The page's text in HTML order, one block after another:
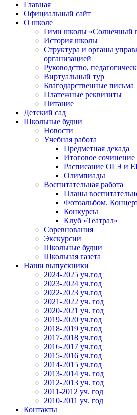
Главная
Официальный сайт
О школе
Гимн школы «Солнечный
История школы
Структура и органы
организацией
Руководство,
Виртуальный тур
Благодарственные письма
Платежные реквизиты
Питание
Детский сад
Школьные будни
Новости
Учебная работа
Предметная декада
Итоговое
Расписание ОГЭ и
Олимпиады
Воспитательная работа
Планы
Фотоальбом.
Конкурсы
Клуб «Театрал»
Соревнования
Экскурсии
Школьные будни
Школьная газета
Наши выпускники
2024-2025 уч.год
2023-2024 уч.год
2022-2023 уч.год
2021-2022 уч. год
2020-2021 уч. год
2019-2020 уч.год
2018-2019 уч.год
2017-2018 уч.год
2016-2017 уч.год
2015-2016 уч.год
2014-2015 уч.год
2013-2014 уч. год
2012-2013 уч. год
2011-2012 уч. год
2010-2011 уч. год
Контакты